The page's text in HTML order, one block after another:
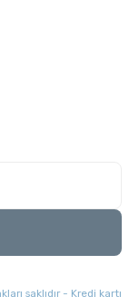
saklıdır - Kredi kartı